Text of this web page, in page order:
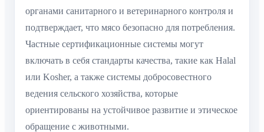
органами санитарного и ветеринарного контроля и
подтверждает, что мясо безопасно для потребления.
Частные сертификационные системы могут
включать в себя стандарты качества, такие как Halal
или Kosher, а также системы добросовестного
ведения сельского хозяйства, которые
ориентированы на устойчивое развитие и этическое
обращение с животными.